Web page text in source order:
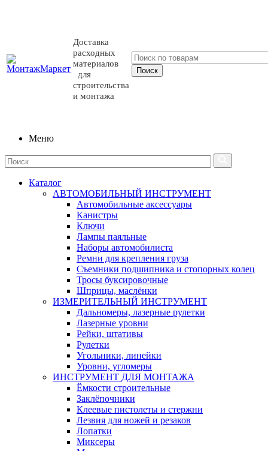
Доставка
расходных
материалов
для
строительства
и монтажа
Меню
Каталог
АВТОМОБИЛЬНЫЙ ИНСТРУМЕНТ
Автомобильные аксессуары
Канистры
Ключи
Лампы паяльные
Наборы автомобилиста
Ремни для крепления груза
Съемники подшипника и стопорных колец
Тросы буксировочные
Шприцы, маслёнки
ИЗМЕРИТЕЛЬНЫЙ ИНСТРУМЕНТ
Дальномеры, лазерные рулетки
Лазерные уровни
Рейки, штативы
Рулетки
Угольники, линейки
Уровни, угломеры
ИНСТРУМЕНТ ДЛЯ МОНТАЖА
Ёмкости строительные
Заклёпочники
Клеевые пистолеты и стержни
Лезвия для ножей и резаков
Лопатки
Миксеры